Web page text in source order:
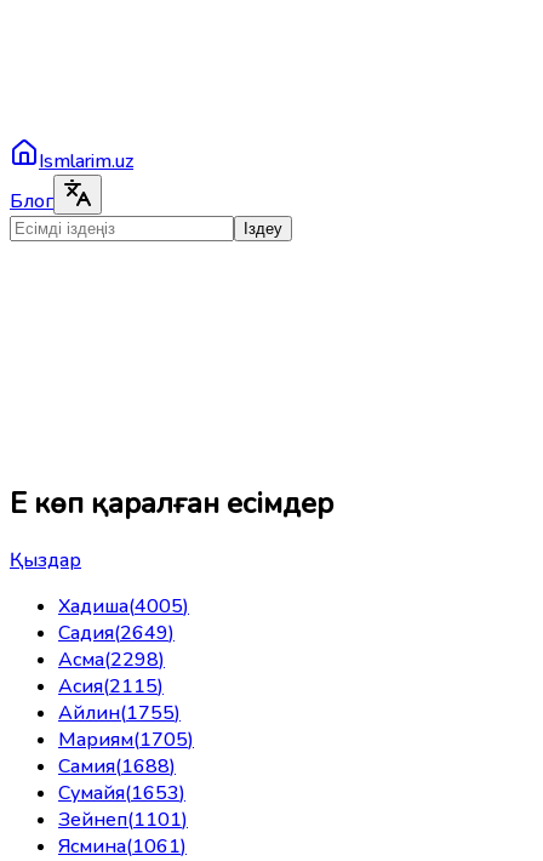
Ismlarim.uz
Блог
Іздеу
Ең көп қаралған есімдер
Қыздар
Хадиша(4005)
Садия(2649)
Асма(2298)
Асия(2115)
Айлин(1755)
Мариям(1705)
Самия(1688)
Сумайя(1653)
Зейнеп(1101)
Ясмина(1061)